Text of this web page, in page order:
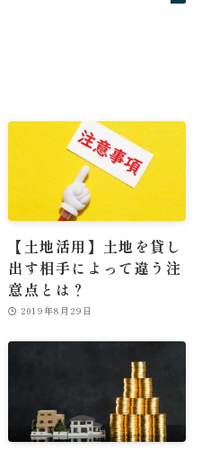
【土地活用】土地を貸し
出す相手によって違う注
意点とは？
2019年8月29日